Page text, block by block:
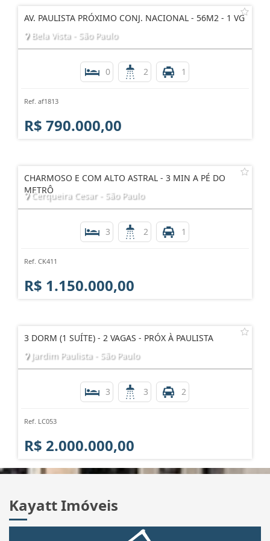
AV. PAULISTA PRÓXIMO CONJ. NACIONAL - 56M2 - 1 VG
Bela Vista - São Paulo
0 2 1
Ref. af1813
R$ 790.000,00
CHARMOSO E COM ALTO ASTRAL - 3 MIN A PÉ DO
METRÔ
Cerqueira Cesar - São Paulo
3 2 1
Ref. CK411
R$ 1.150.000,00
3 DORM (1 SUÍTE) - 2 VAGAS - PRÓX À PAULISTA
Jardim Paulista - São Paulo
3 3 2
Ref. LC053
R$ 2.000.000,00
Kayatt Imóveis